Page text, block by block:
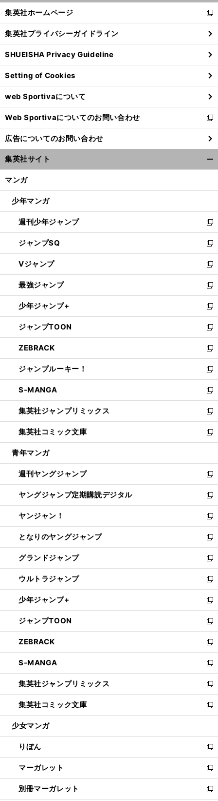
閉
る
集英社ホームページ
新
し
い
ウ
ィ
ン
ド
ウ
で
開
く
集英社プライバシーガイドライン
SHUEISHA Privacy Guideline
Setting of Cookies
web Sportivaについて
Web Sportivaについてのお問い合わせ
新
し
い
ウ
ィ
ン
ウ
開
く
広告についてのお問い合わせ
集英社サイト
マンガ
少年マンガ
週刊少年ジャンプ
新
し
い
ウ
ィ
ン
ド
ウ
で
開
く
ジャンプSQ
新
し
い
ウ
ィ
ン
ド
ウ
で
開
く
Vジャンプ
新
し
い
ウ
ィ
ン
ド
ウ
で
開
く
最強ジャンプ
新
し
い
ウ
ィ
ン
ド
ウ
で
開
く
少年ジャンプ+
新
し
い
ウ
ィ
ン
ド
ウ
で
開
く
ジャンプTOON
新
し
い
ウ
ィ
ン
ド
ウ
で
開
く
ZEBRACK
新
し
い
ウ
ィ
ン
ド
ウ
で
開
ジャンプルーキー！
新
し
い
ウ
ィ
ン
ド
ウ
開
く
S-MANGA
新
し
い
ウ
ィ
ン
ウ
で
開
く
集英社ジャンプリミックス
新
し
い
ウ
ン
ド
ウ
で
開
く
集英社コミック文庫
新
し
ウ
ィ
ン
ド
ウ
で
開
く
青年マンガ
週刊ヤングジャンプ
新
し
い
ウ
ィ
ン
ド
ウ
で
開
く
ヤングジャンプ定期購読デジタル
新
し
い
ウ
ィ
ン
ド
ウ
で
開
く
ヤンジャン！
新
し
い
ウ
ィ
ン
ド
ウ
で
開
く
となりのヤングジャンプ
新
し
い
ウ
ィ
ン
ド
ウ
で
開
く
グランドジャンプ
新
し
い
ウ
ィ
ン
ド
ウ
で
開
く
ウルトラジャンプ
新
し
い
ウ
ィ
ン
ド
ウ
で
開
く
少年ジャンプ+
新
し
い
ウ
ィ
ン
ド
ウ
で
開
く
ジャンプTOON
新
し
い
ウ
ィ
ン
ド
ウ
で
開
ZEBRACK
新
し
い
ウ
ィ
ン
ド
ウ
開
く
S-MANGA
新
し
い
ウ
ィ
ン
ウ
で
開
く
集英社ジャンプリミックス
新
し
い
ウ
ン
ド
ウ
で
開
く
集英社コミック文庫
新
し
ウ
ィ
ン
ド
ウ
で
開
少女マンガ
りぼん
新
し
い
ウ
ィ
マーガレット
新
し
い
別冊マーガレット
新